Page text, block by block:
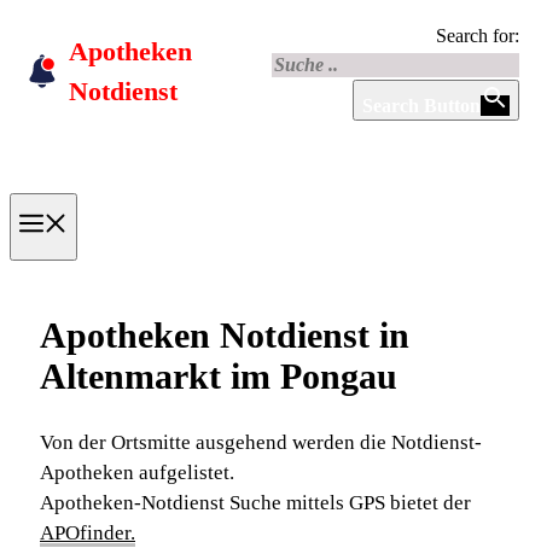
content
Apotheken
Notdienst
Search for:
Apotheken Notdienst in
Altenmarkt im Pongau
Von der Ortsmitte ausgehend werden die Notdienst-
Apotheken aufgelistet.
Apotheken-Notdienst Suche mittels GPS bietet der
APOfinder.